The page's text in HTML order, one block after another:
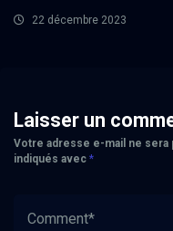
22 décembre 2023
Laisser un
Votre adresse e-mail ne sera
indiqués avec *